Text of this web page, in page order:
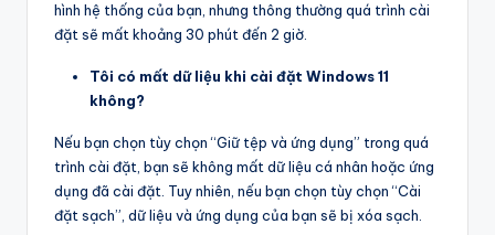
hình hệ thống của bạn, nhưng thông thường quá trình cài
đặt sẽ mất khoảng 30 phút đến 2 giờ.
Tôi có mất dữ liệu khi cài đặt Windows 11
không?
Nếu bạn chọn tùy chọn “Giữ tệp và ứng dụng” trong quá
trình cài đặt, bạn sẽ không mất dữ liệu cá nhân hoặc ứng
dụng đã cài đặt. Tuy nhiên, nếu bạn chọn tùy chọn “Cài
đặt sạch”, dữ liệu và ứng dụng của bạn sẽ bị xóa sạch.